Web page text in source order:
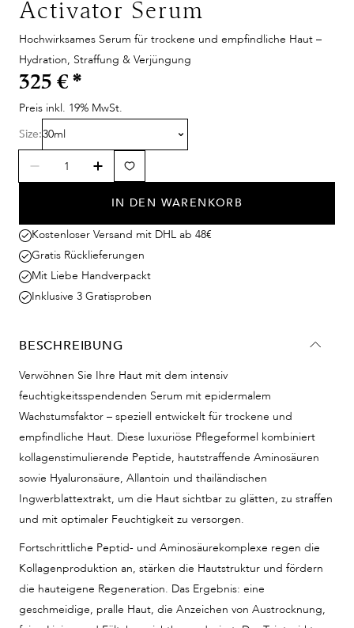
Activator Serum
Hochwirksames Serum für trockene und empfindliche Haut –
Hydration, Straffung & Verjüngung
325 € *
Preis inkl. 19% MwSt.
Size:30ml
IN DEN WARENKORB
Kostenloser Versand mit DHL ab 48€
Gratis Rücklieferungen
Mit Liebe Handverpackt
Inklusive 3 Gratisproben
BESCHREIBUNG
Verwöhnen Sie Ihre Haut mit dem intensiv
feuchtigkeitsspendenden Serum mit epidermalem
Wachstumsfaktor – speziell entwickelt für trockene und
empfindliche Haut. Diese luxuriöse Pflegeformel kombiniert
kollagenstimulierende Peptide, hautstraffende Aminosäuren
sowie Hyaluronsäure, Allantoin und thailändischen
Ingwerblattextrakt, um die Haut sichtbar zu glätten, zu straffen
und mit optimaler Feuchtigkeit zu versorgen.
Fortschrittliche Peptid- und Aminosäurekomplexe regen die
Kollagenproduktion an, stärken die Hautstruktur und fördern
die hauteigene Regeneration. Das Ergebnis: eine
geschmeidige, pralle Haut, die Anzeichen von Austrocknung,